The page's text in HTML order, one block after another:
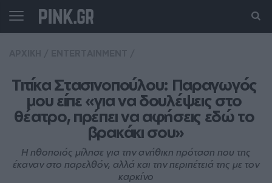
Τιτίκα Στασινοπούλου: Παραγωγός
μου είπε «για να δουλέψεις στο
θέατρο, πρέπει να αφήσεις εδώ το
βρακάκι σου»
Η ηθοποιός μίλησε για την ανήθικη πρόταση που της
έκαναν στο παρελθόν, αλλά και την περιπέτειά της με τον
καρκίνο